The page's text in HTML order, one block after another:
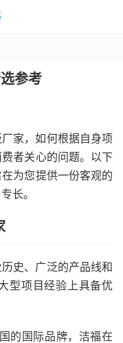
参考
家，如何根据自身项
者关心的问题。以下
为您提供一份客观的
长。
史、广泛的产品线和
型项目经验上具备优
的国际品牌，洁福在